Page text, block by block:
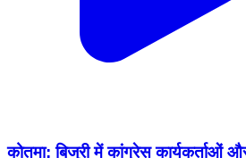
कोतमा: बिजुरी में कांग्रेस कार्यकर्ताओं